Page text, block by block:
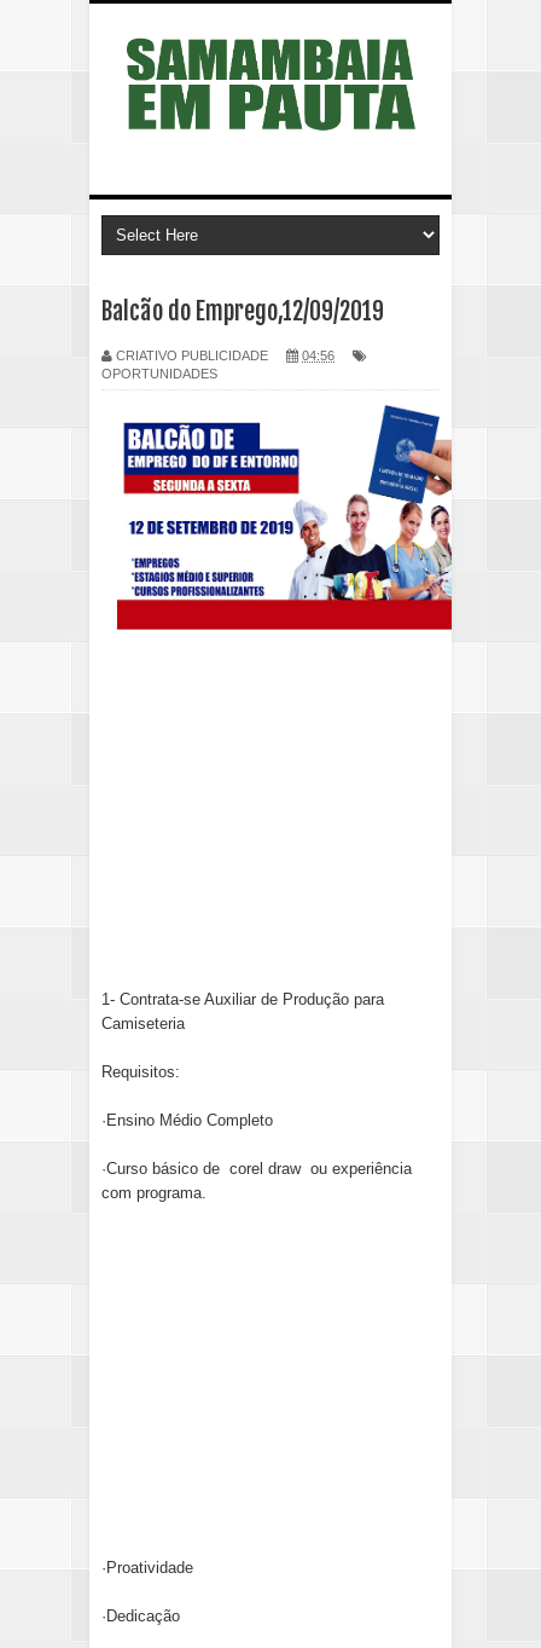
Balcão do Emprego,12/09/2019
CRIATIVO PUBLICIDADE
04:56
OPORTUNIDADES
1- Contrata-se Auxiliar de Produção para
Camiseteria
Requisitos:
·Ensino Médio Completo
·Curso básico de corel draw ou experiência
com programa.
·Proatividade
·Dedicação